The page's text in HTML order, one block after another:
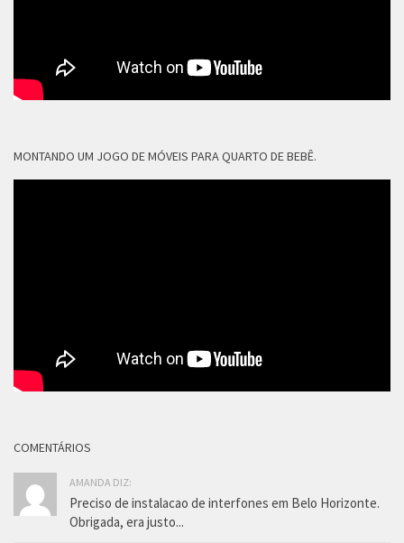
MONTANDO UM JOGO DE MÓVEIS PARA QUARTO DE BEBÊ.
COMENTÁRIOS
AMANDA DIZ:
Preciso de instalacao de interfones em Belo Horizonte.
Obrigada, era justo...